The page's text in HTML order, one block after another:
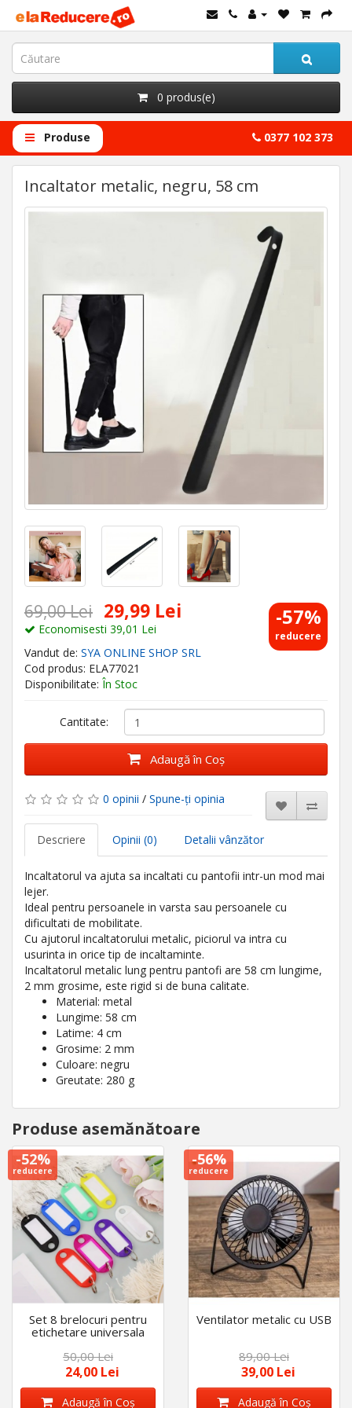
0 produs(e)
Produse 0377 102 373
Incaltator metalic, negru, 58 cm
-57%
reducere
69,00 Lei 29,99 Lei
Economisesti 39,01 Lei
Vandut de: SYA ONLINE SHOP SRL
Cod produs: ELA77021
Disponibilitate: În Stoc
Cantitate:
Adaugă în Coş
0 opinii / Spune-ţi opinia
Descriere Opinii (0) Detalii vânzător
Incaltatorul va ajuta sa incaltati cu pantofii intr-un mod mai
lejer.
Ideal pentru persoanele in varsta sau persoanele cu
dificultati de mobilitate.
Cu ajutorul incaltatorului metalic, piciorul va intra cu
usurinta in orice tip de incaltaminte.
Incaltatorul metalic lung pentru pantofi are 58 cm lungime,
2 mm grosime, este rigid si de buna calitate.
Material: metal
Lungime: 58 cm
Latime: 4 cm
Grosime: 2 mm
Culoare: negru
Greutate: 280 g
Produse asemănătoare
-52%
reducere
Set 8 brelocuri pentru
etichetare universala
50,00 Lei
24,00 Lei
Adaugă în Coş
-56%
reducere
Ventilator metalic cu USB
89,00 Lei
39,00 Lei
Adaugă în Coş